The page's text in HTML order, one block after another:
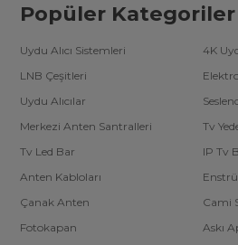
Popüler Kategoriler
Uydu Alıcı Sistemleri
4K
LNB Çeşitleri
Uydu Alıcılar
Merkezi Anten Santralleri
Tv
Tv Led Bar
IP Tv
Anten Kabloları
Çanak Anten
Cami
Fotokapan
Askı